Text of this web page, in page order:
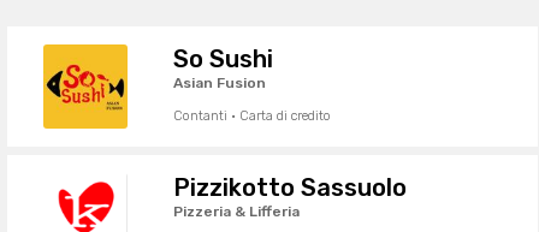
So Sushi
Asian Fusion
Contanti · Carta di credito
Pizzikotto Sassuolo
Pizzeria & Lifferia